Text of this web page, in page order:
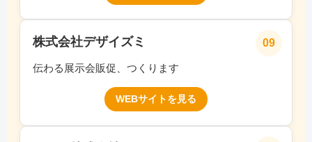
09
株式会社デザイズミ
伝わる展示会販促、つくります
WEBサイトを見る